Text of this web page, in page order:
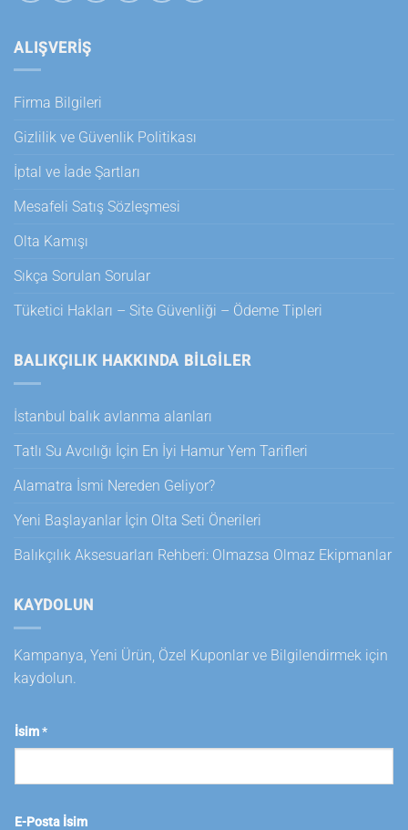
ALIŞVERİŞ
Firma Bilgileri
Gizlilik ve Güvenlik Politikası
İptal ve İade Şartları
Mesafeli Satış Sözleşmesi
Olta Kamışı
Sıkça Sorulan Sorular
Tüketici Hakları – Site Güvenliği – Ödeme Tipleri
BALIKÇILIK HAKKINDA BILGILER
İstanbul balık avlanma alanları
Tatlı Su Avcılığı İçin En İyi Hamur Yem Tarifleri
Alamatra İsmi Nereden Geliyor?
Yeni Başlayanlar İçin Olta Seti Önerileri
Balıkçılık Aksesuarları Rehberi: Olmazsa Olmaz Ekipmanlar
KAYDOLUN
Kampanya, Yeni Ürün, Özel Kuponlar ve Bilgilendirmek için
kaydolun.
İsim*
E-Posta İsim